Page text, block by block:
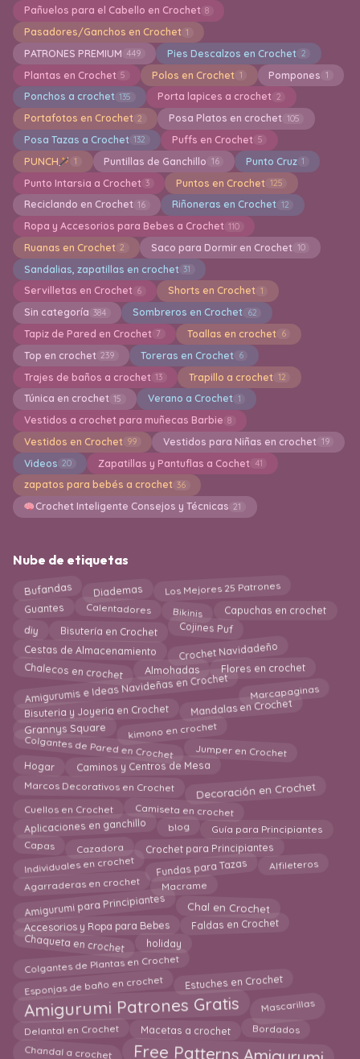
Pañuelos para el Cabello en Crochet 8
Pasadores/Ganchos en Crochet 1
PATRONES PREMIUM 449 Pies Descalzos en Crochet 2
Plantas en Crochet 5 Polos en Crochet 1 Pompones 1
Ponchos a crochet 135 Porta lapices a crochet 2
Portafotos en Crochet 2 Posa Platos en crochet 105
Posa Tazas a Crochet 132 Puffs en Crochet 5
PUNCH 1 Puntillas de Ganchillo 16 Punto Cruz 1
Punto Intarsia a Crochet 3 Puntos en Crochet 125
Reciclando en Crochet 16 Riñoneras en Crochet 12
Ropa y Accesorios para Bebes a Crochet 110
Ruanas en Crochet 2 Saco para Dormir en Crochet 10
Sandalias, zapatillas en crochet 31
Servilletas en Crochet 6 Shorts en Crochet 1
Sin categoría 384 Sombreros en Crochet 62
Tapiz de Pared en Crochet 7 Toallas en crochet 6
Top en crochet 239 Toreras en Crochet 6
Trajes de baños a crochet 13 Trapillo a crochet 12
Túnica en crochet 15 Verano a Crochet 1
Vestidos a crochet para muñecas Barbie 8
Vestidos en Crochet 99 Vestidos para Niñas en crochet 19
Videos 20 Zapatillas y Pantuflas a Cochet 41
zapatos para bebés a crochet 36
Crochet Inteligente Consejos y Técnicas 21
Nube de etiquetas
Bufandas Diademas Los Mejores 25 Patrones
Guantes Calentadores Bikinis Capuchas en crochet
diy Bisutería en Crochet Cojines Puf
Cestas de Almacenamiento Crochet Navidadeño
Chalecos en crochet Almohadas Flores en crochet
Amigurumis e Ideas Navideñas en Crochet Marcapaginas
Bisuteria y Joyeria en Crochet Mandalas en Crochet
Grannys Square kimono en crochet
Colgantes de Pared en Crochet Jumper en Crochet
Hogar Caminos y Centros de Mesa
Marcos Decorativos en Crochet Decoración en Crochet
Cuellos en Crochet Camiseta en crochet
Aplicaciones en ganchillo blog Guía para Principiantes
Capas Cazadora Crochet para Principiantes
Individuales en crochet Fundas para Tazas Alfileteros
Agarraderas en crochet Macrame
Amigurumi para Principiantes Chal en Crochet
Accesorios y Ropa para Bebes Faldas en Crochet
Chaqueta en crochet holiday
Colgantes de Plantas en Crochet
Esponjas de baño en crochet Estuches en Crochet
Amigurumi Patrones Gratis Mascarillas
Delantal en Crochet Macetas a crochet Bordados
Chandal a crochet